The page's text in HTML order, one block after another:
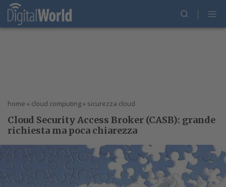
home » cloud computing» sicurezza cloud
Cloud Security Access Broker (CASB): grande
richiesta ma poca chiarezza